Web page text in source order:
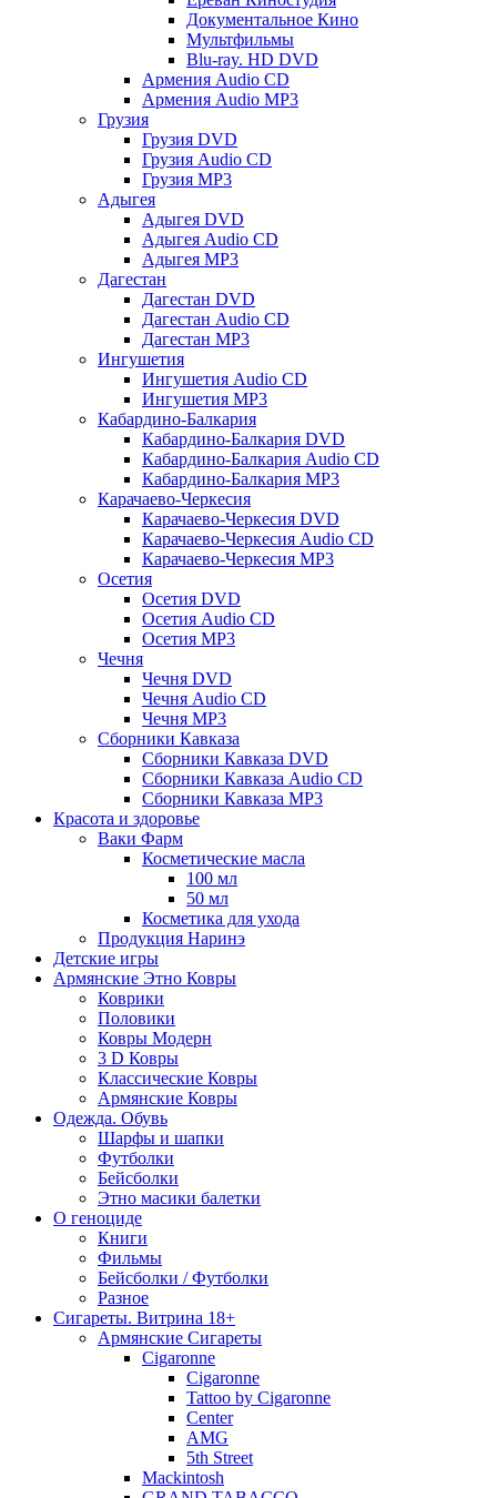
Документальное Кино
Мультфильмы
Blu-ray. HD DVD
Армения Audio CD
Армения Audio MP3
Грузия
Грузия DVD
Грузия Audio CD
Грузия MP3
Адыгея
Адыгея DVD
Адыгея Audio CD
Адыгея MP3
Дагестан
Дагестан DVD
Дагестан Audio CD
Дагестан MP3
Ингушетия
Ингушетия Audio CD
Ингушетия MP3
Кабардино-Балкария
Кабардино-Балкария DVD
Кабардино-Балкария Audio CD
Кабардино-Балкария MP3
Карачаево-Черкесия
Карачаево-Черкесия DVD
Карачаево-Черкесия Audio CD
Карачаево-Черкесия MP3
Осетия
Осетия DVD
Осетия Audio CD
Осетия MP3
Чечня
Чечня DVD
Чечня Audio CD
Чечня MP3
Сборники Кавказа
Сборники Кавказа DVD
Сборники Кавказа Audio CD
Сборники Кавказа MP3
Красота и здоровье
Ваки Фарм
Косметические масла
100 мл
50 мл
Косметика для ухода
Продукция Наринэ
Детские игры
Армянские Этно Ковры
Коврики
Половики
Ковры Модерн
3 D Ковры
Классические Ковры
Армянские Ковры
Одежда. Обувь
Шарфы и шапки
Футболки
Бейсболки
Этно масики балетки
О геноциде
Книги
Фильмы
Бейсболки / Футболки
Разное
Сигареты. Витрина 18+
Армянские Сигареты
Cigaronne
Cigaronne
Tattoo by Cigaronne
Center
AMG
5th Street
Mackintosh